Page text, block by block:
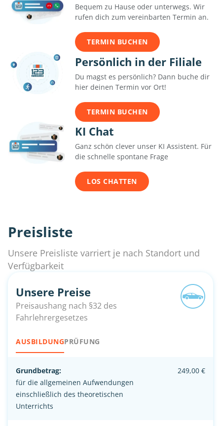
Bequem zu Hause oder unterwegs. Wir
rufen dich zum vereinbarten Termin an.
TERMIN BUCHEN
Persönlich in der Filiale
Du magst es persönlich? Dann buche dir
hier deinen Termin vor Ort!
TERMIN BUCHEN
KI Chat
Ganz schön clever unser KI Assistent. Für
die schnelle spontane Frage
LOS CHATTEN
Preisliste
Unsere Preisliste varriert je nach Standort und
Verfügbarkeit
Unsere Preise
Preisaushang nach §32 des
Fahrlehrergesetzes
AUSBILDUNGPRÜFUNG
Grundbetrag:
für die allgemeinen Aufwendungen
einschließlich des theoretischen
Unterrichts
249,00 €